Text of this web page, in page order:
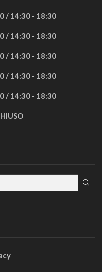
/ 14:30 - 18:30
/ 14:30 - 18:30
/ 14:30 - 18:30
/ 14:30 - 18:30
/ 14:30 - 18:30